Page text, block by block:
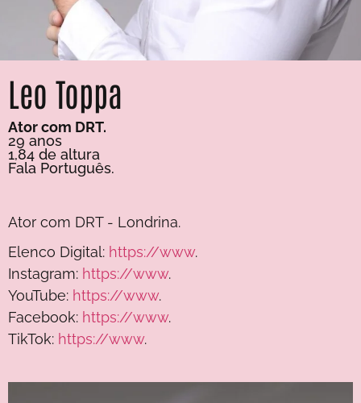
Leo Toppa
Ator com DRT.
29 anos
1,84 de altura
Fala Português.
Ator com DRT - Londrina.
Elenco Digital: https://www.
Instagram: https://www.
YouTube: https://www.
Facebook: https://www.
TikTok: https://www.